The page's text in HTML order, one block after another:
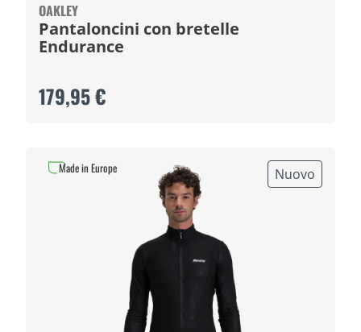
OAKLEY
Pantaloncini con bretelle
Endurance
179,95 €
Nuovo
Made in Europe